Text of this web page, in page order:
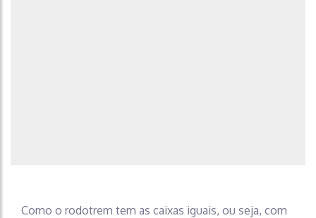
Como o rodotrem tem as caixas iguais, ou seja, com